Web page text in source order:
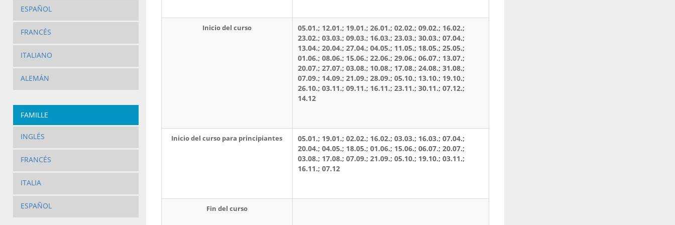
ESPAÑOL
FRANCÉS
ITALIANO
ALEMÁN
FAMILLE
INGLÉS
FRANCÉS
ITALIA
ESPAÑOL
Inicio del curso
05.01.; 12.01.; 19.01.; 26.01.; 02.02.; 09.02.; 16.02.;
23.02.; 03.03.; 09.03.; 16.03.; 23.03.; 30.03.; 07.04.;
13.04.; 20.04.; 27.04.; 04.05.; 11.05.; 18.05.; 25.05.;
01.06.; 08.06.; 15.06.; 22.06.; 29.06.; 06.07.; 13.07.;
20.07.; 27.07.; 03.08.; 10.08.; 17.08.; 24.08.; 31.08.;
07.09.; 14.09.; 21.09.; 28.09.; 05.10.; 13.10.; 19.10.;
26.10.; 03.11.; 09.11.; 16.11.; 23.11.; 30.11.; 07.12.;
14.12
Inicio del curso para principiantes
05.01.; 19.01.; 02.02.; 16.02.; 03.03.; 16.03.; 07.04.;
20.04.; 04.05.; 18.05.; 01.06.; 15.06.; 06.07.; 20.07.;
03.08.; 17.08.; 07.09.; 21.09.; 05.10.; 19.10.; 03.11.;
16.11.; 07.12
Fin del curso